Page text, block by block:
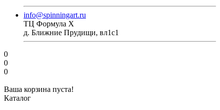
info@spinningart.ru
ТЦ Формула X
д. Ближние Прудищи, вл1с1
0
0
0
Ваша корзина пуста!
Каталог